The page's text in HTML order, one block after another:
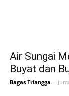
Air Sungai
Buyat dan
Bagas Triangga -